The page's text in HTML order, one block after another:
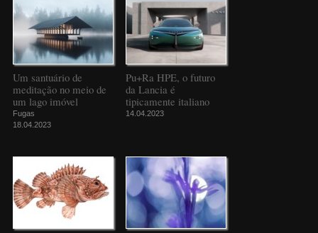
Um santuário de
meditação no meio de
um lago imóvel
Fugas
18.04.2023
Pu+Ra HPE, o futuro
da Lancia é
tipicamente italiano
14.04.2023